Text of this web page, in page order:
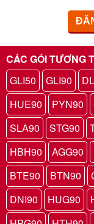
CÁC GÓI TƯƠNG
GLI50
GLI90
HUE90
PYN90
SLA90
STG90
HBH90
AGG90
BTE90
BTN90
DNI90
HUG90